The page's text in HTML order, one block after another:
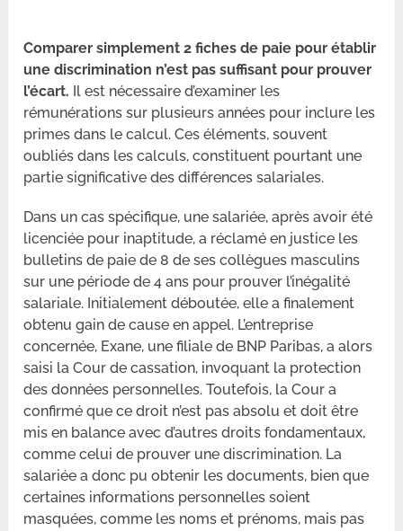
Comparer simplement 2 fiches de paie pour établir
une discrimination n’est pas suffisant pour prouver
l’écart. Il est nécessaire d’examiner les
rémunérations sur plusieurs années pour inclure les
primes dans le calcul. Ces éléments, souvent
oubliés dans les calculs, constituent pourtant une
partie significative des différences salariales.
Dans un cas spécifique, une salariée, après avoir été
licenciée pour inaptitude, a réclamé en justice les
bulletins de paie de 8 de ses collègues masculins
sur une période de 4 ans pour prouver l’inégalité
salariale. Initialement déboutée, elle a finalement
obtenu gain de cause en appel. L’entreprise
concernée, Exane, une filiale de BNP Paribas, a alors
saisi la Cour de cassation, invoquant la protection
des données personnelles. Toutefois, la Cour a
confirmé que ce droit n’est pas absolu et doit être
mis en balance avec d’autres droits fondamentaux,
comme celui de prouver une discrimination. La
salariée a donc pu obtenir les documents, bien que
certaines informations personnelles soient
masquées, comme les noms et prénoms, mais pas